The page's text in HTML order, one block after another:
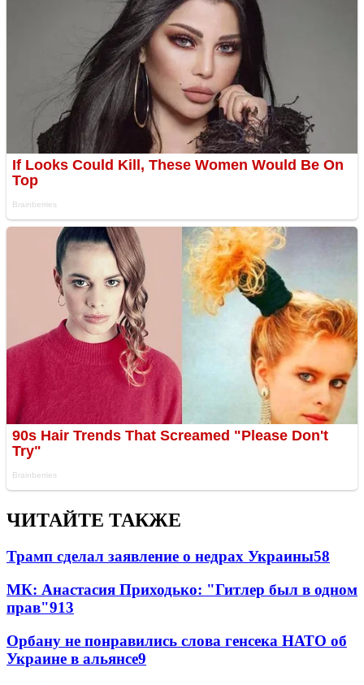
ЧИТАЙТЕ ТАКЖЕ
Трамп сделал заявление о недрах Украины58
МК: Анастасия Приходько: "Гитлер был в одном
прав"913
Орбану не понравились слова генсека НАТО об
Украине в альянсе9